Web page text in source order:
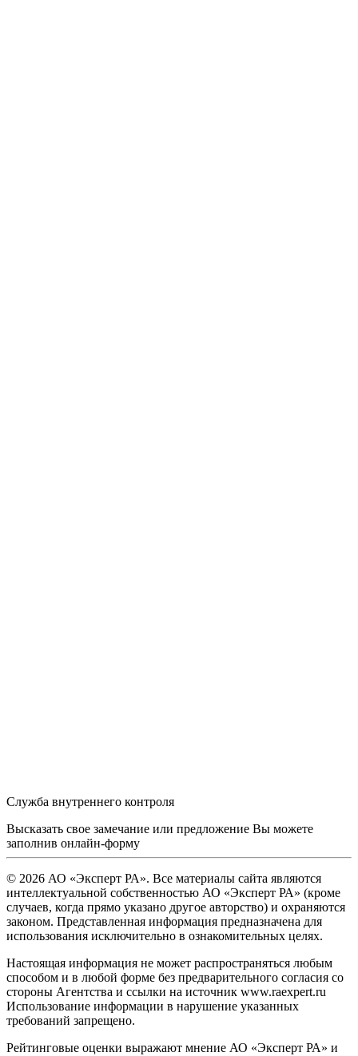
Служба внутреннего контроля
Высказать свое замечание или предложение Вы можете
заполнив онлайн-форму
© 2026 АО «Эксперт РА». Все материалы сайта являются
интеллектуальной собственностью АО «Эксперт РА» (кроме
случаев, когда прямо указано другое авторство) и охраняются
законом. Представленная информация предназначена для
использования исключительно в ознакомительных целях.
Настоящая информация не может распространяться любым
способом и в любой форме без предварительного согласия со
стороны Агентства и ссылки на источник www.raexpert.ru
Использование информации в нарушение указанных
требований запрещено.
Рейтинговые оценки выражают мнение АО «Эксперт РА» и